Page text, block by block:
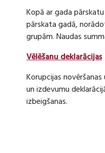
Kopā ar gada
pārskata gadā,
grupām. Naudas
Vēlēšanu deklarācijas
Korupcijas
un izdevumu
izbeigšanas.